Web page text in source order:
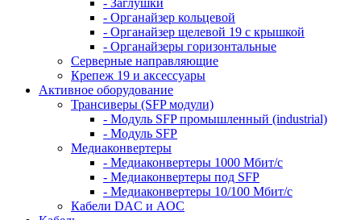
- Заглушки
- Органайзер кольцевой
- Органайзер щелевой 19 с крышкой
- Органайзеры горизонтальные
Серверные направляющие
Крепеж 19 и аксессуары
Активное оборудование
Трансиверы (SFP модули)
- Модуль SFP промышленный (industrial)
- Модуль SFP
Медиаконвертеры
- Медиаконвертеры 1000 Мбит/с
- Медиаконвертеры под SFP
- Медиаконвертеры 10/100 Мбит/с
Кабели DAC и AOC